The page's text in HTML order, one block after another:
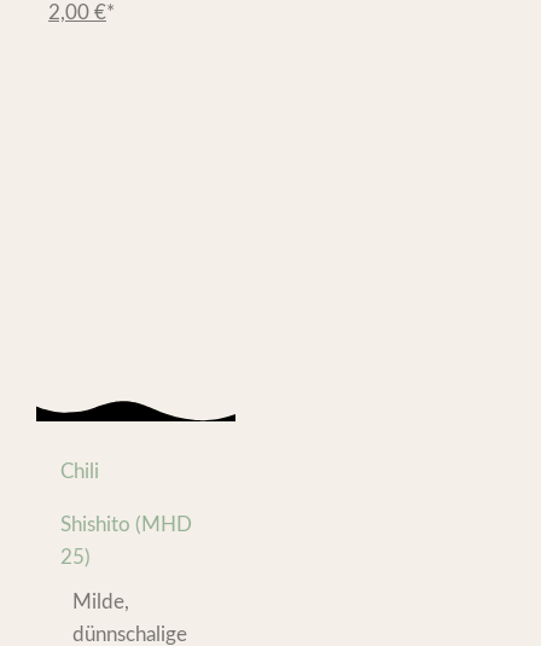
2,00 €*
Chili
Shishito (MHD
25)
Milde,
dünnschalige